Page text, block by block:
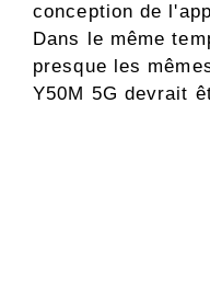
conception de
Dans le même
presque les
Y50M 5G devrait